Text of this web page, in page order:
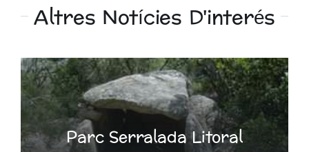
Altres Notícies D'interés
Parc Serralada Litoral